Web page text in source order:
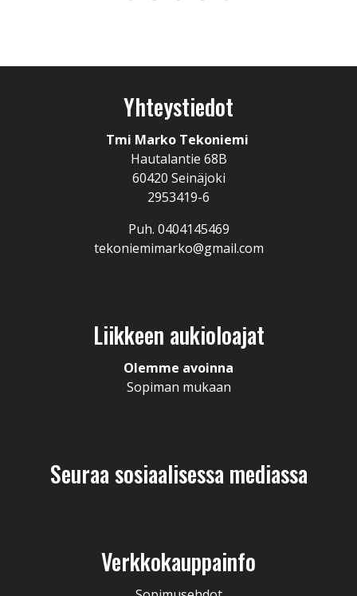
Yhteystiedot
Tmi Marko Tekoniemi
Hautalantie 68B
60420 Seinäjoki
2953419-6
Puh. 0404145469
tekoniemimarko@gmail.com
Liikkeen aukioloajat
Olemme avoinna
Sopiman mukaan
Seuraa sosiaalisessa mediassa
Verkkokauppainfo